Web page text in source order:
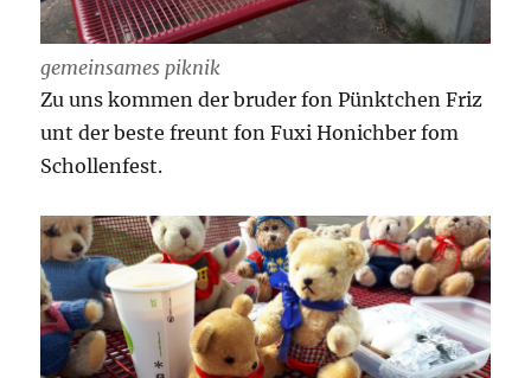
gemeinsames piknik
Zu uns kommen der bruder fon Pünktchen Friz
unt der beste freunt fon Fuxi Honichber fom
Schollenfest.